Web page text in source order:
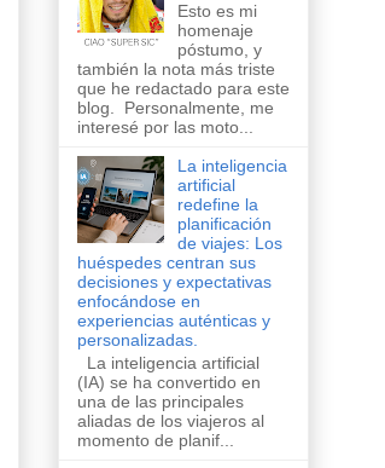
Esto es mi
homenaje
póstumo, y
también la nota más triste
que he redactado para este
blog. Personalmente, me
interesé por las moto...
La inteligencia
artificial
redefine la
planificación
de viajes: Los
huéspedes centran sus
decisiones y expectativas
enfocándose en
experiencias auténticas y
personalizadas.
La inteligencia artificial
(IA) se ha convertido en
una de las principales
aliadas de los viajeros al
momento de planif...